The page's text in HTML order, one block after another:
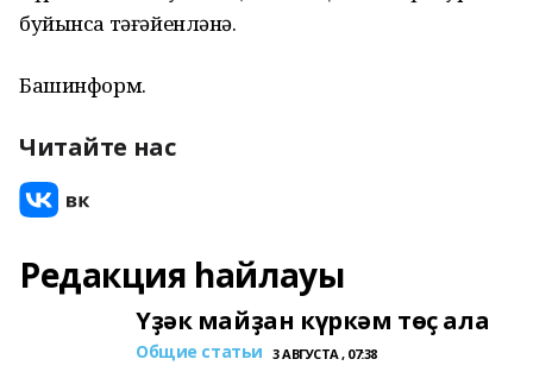
буйынса тәғәйенләнә.
Башинформ.
Читайте нас
Редакция һайлауы
Үҙәк майҙан күркәм төҫ ала
Общие статьи 3 АВГУСТА , 07:38